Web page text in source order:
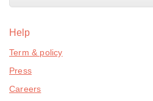
Help
Term & policy
Press
Careers